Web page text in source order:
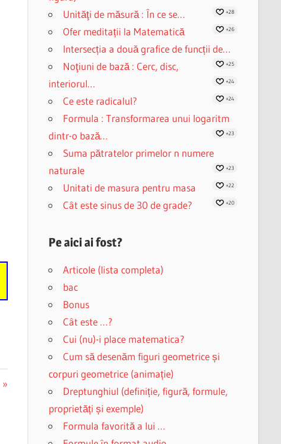
Unităţi de măsură : În ce se…
+28
Ofer meditații la Matematică +26
Intersecția a două grafice de funcții de…
+25
Noţiuni de bază : Cerc, disc,
interiorul…
+24
Ce este radicalul? +24
Formula : Transformarea unui logaritm
dintr-o bază…
+23
Suma pătratelor primelor n numere
naturale
+23
Unitati de masura pentru masa +22
Cât este sinus de 30 de grade? +20
Pe aici ai fost?
Articole (lista completa)
bac
Bonus
Cât este …?
Cui (nu)-i place matematica?
Cum să desenăm figuri geometrice și
corpuri geometrice (animație)
Dreptunghiul (definiție, figură, formule,
proprietăți și exemple)
Formula favorită a lui …